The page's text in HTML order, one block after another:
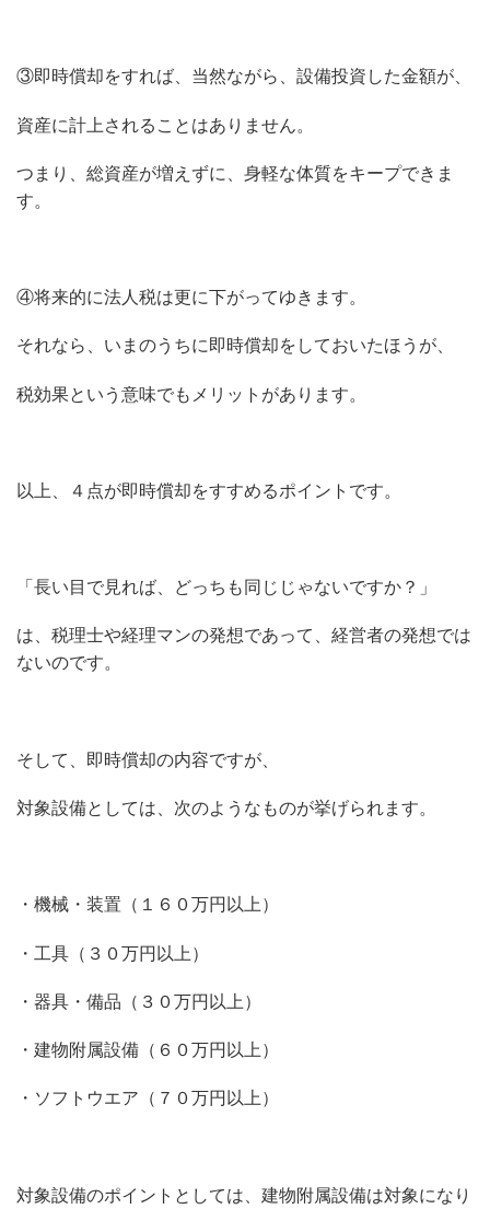
③即時償却をすれば、当然ながら、設備投資した金額が、
資産に計上されることはありません。
つまり、総資産が増えずに、身軽な体質をキープできま
す。
④将来的に法人税は更に下がってゆきます。
それなら、いまのうちに即時償却をしておいたほうが、
税効果という意味でもメリットがあります。
以上、４点が即時償却をすすめるポイントです。
「長い目で見れば、どっちも同じじゃないですか？」
は、税理士や経理マンの発想であって、経営者の発想では
ないのです。
そして、即時償却の内容ですが、
対象設備としては、次のようなものが挙げられます。
・機械・装置（１６０万円以上）
・工具（３０万円以上）
・器具・備品（３０万円以上）
・建物附属設備（６０万円以上）
・ソフトウエア（７０万円以上）
対象設備のポイントとしては、建物附属設備は対象になり